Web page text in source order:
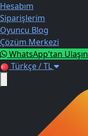
Hesabım
Siparişlerim
Oyuncu Blog
Çözüm Merkezi
WhatsApp'tan Ulaşın
Türkçe / TL